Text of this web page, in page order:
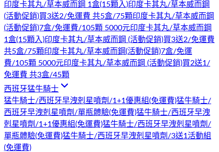
印度卡其丸/草本威而鋼 1盒(15顆入)印度卡其丸/草本威而鋼
(活動促銷)買3送2/免運費 共5盒/75顆印度卡其丸/草本威而鋼
(活動促銷)7盒/免運費/105顆 5000元印度卡其丸/草本威而鋼
1盒(15顆入)印度卡其丸/草本威而鋼 (活動促銷)買3送2/免運費
共5盒/75顆印度卡其丸/草本威而鋼(活動促銷)7盒/免運
費/105顆 5000元印度卡其丸/草本威而鋼 (活動促銷)買2送1/
免運費 共3盒/45顆
西班牙猛牛騎士
猛牛騎士/西班牙早洩剋星噴劑/1+1優惠組(免運費)猛牛騎士/
西班牙早洩剋星噴劑/單瓶體驗(免運費)猛牛騎士/西班牙早洩
剋星噴劑/1+1優惠組(免運費)猛牛騎士/西班牙早洩剋星噴劑/
單瓶體驗(免運費)猛牛騎士/西班牙早洩剋星噴劑/3送1活動組
(免運費)